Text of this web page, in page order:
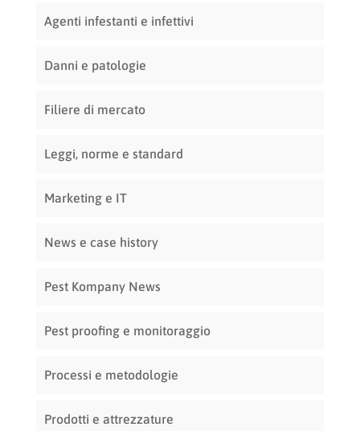
Agenti infestanti e infettivi
Danni e patologie
Filiere di mercato
Leggi, norme e standard
Marketing e IT
News e case history
Pest Kompany News
Pest proofing e monitoraggio
Processi e metodologie
Prodotti e attrezzature